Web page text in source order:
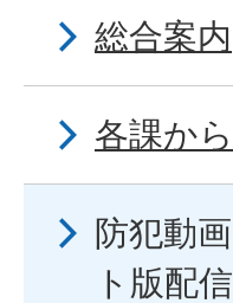
総合案内
各課か
防犯動
ト版配